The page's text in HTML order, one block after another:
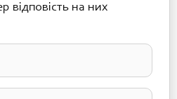
відповість на них